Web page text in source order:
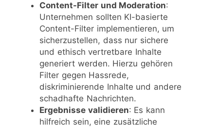
Content-Filter und Moderation:
Unternehmen sollten KI-basierte
Content-Filter implementieren, um
sicherzustellen, dass nur sichere
und ethisch vertretbare Inhalte
generiert werden. Hierzu gehören
Filter gegen Hassrede,
diskriminierende Inhalte und andere
schadhafte Nachrichten.
Ergebnisse validieren: Es kann
hilfreich sein, eine zusätzliche